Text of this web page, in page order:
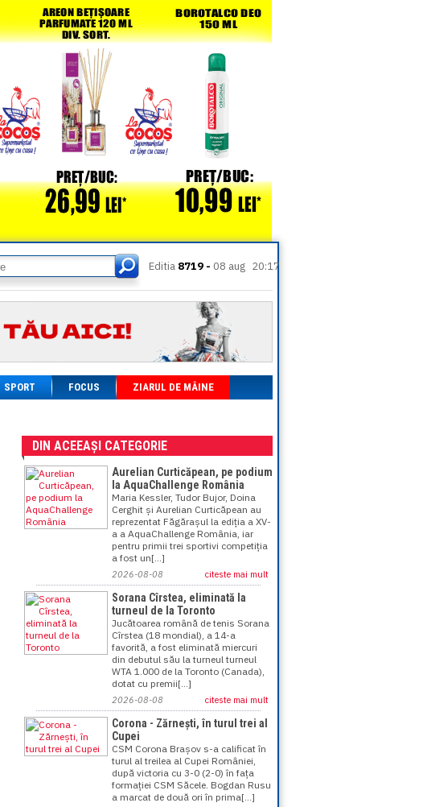
Editia 8719 - 08 aug 20:17
SPORT FOCUS ZIARUL DE MÂINE
DIN ACEEAȘI CATEGORIE
Aurelian Curticăpean, pe podium
la AquaChallenge România
Maria Kessler, Tudor Bujor, Doina
Cerghit și Aurelian Curticăpean au
reprezentat Făgărașul la ediția a XV-
a a AquaChallenge România, iar
pentru primii trei sportivi competiția
a fost un[...]
2026-08-08 citeste mai mult
Sorana Cîrstea, eliminată la
turneul de la Toronto
Jucătoarea română de tenis Sorana
Cîrstea (18 mondial), a 14-a
favorită, a fost eliminată miercuri
din debutul său la turneul turneul
WTA 1.000 de la Toronto (Canada),
dotat cu premii[...]
2026-08-08 citeste mai mult
Corona - Zărnești, în turul trei al
Cupei
CSM Corona Brașov s-a calificat în
turul al treilea al Cupei României,
după victoria cu 3-0 (2-0) în fața
formației CSM Săcele. Bogdan Rusu
a marcat de două ori în prima[...]